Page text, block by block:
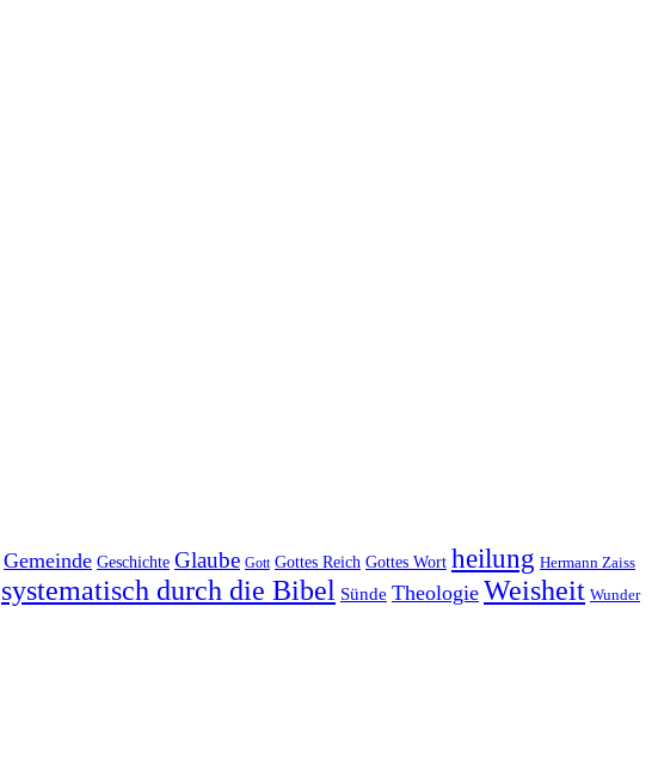
Gemeinde Geschichte Glaube Gott Gottes Reich Gottes Wort heilung Hermann Zaiss
systematisch durch die Bibel Sünde Theologie Weisheit Wunder